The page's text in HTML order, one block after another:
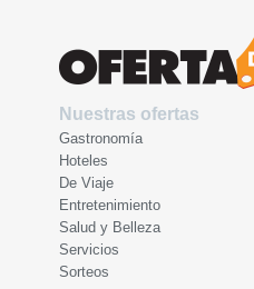
Nuestras ofertas
Gastronomía
Hoteles
De Viaje
Entretenimiento
Salud y Belleza
Servicios
Sorteos